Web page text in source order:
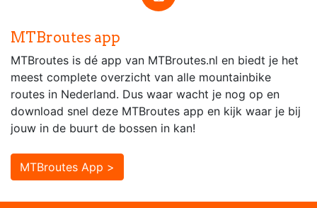
MTBroutes app
MTBroutes is dé app van MTBroutes.nl en biedt je het
meest complete overzicht van alle mountainbike
routes in Nederland. Dus waar wacht je nog op en
download snel deze MTBroutes app en kijk waar je bij
jouw in de buurt de bossen in kan!
MTBroutes App >